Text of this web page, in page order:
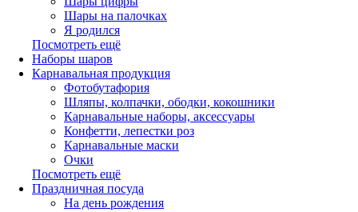
Шары на палочках
Я родился
Посмотреть ещё
Наборы шаров
Карнавальная продукция
Фотобутафория
Шляпы, колпачки, ободки, кокошники
Карнавальные наборы, аксессуары
Конфетти, лепестки роз
Карнавальные маски
Очки
Посмотреть ещё
Праздничная посуда
На день рождения